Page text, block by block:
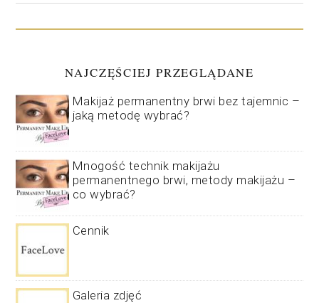
NAJCZĘŚCIEJ PRZEGLĄDANE
Makijaż permanentny brwi bez tajemnic –
jaką metodę wybrać?
Mnogość technik makijażu
permanentnego brwi, metody makijażu –
co wybrać?
Cennik
Galeria zdjęć